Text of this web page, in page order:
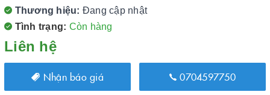
Thương hiệu: Đang cập nhật
Tình trạng: Còn hàng
Liên hệ
Nhận báo giá 0704597750